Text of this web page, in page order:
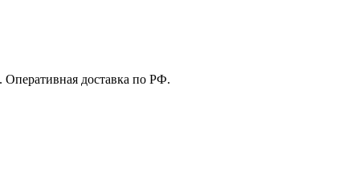
доставка по РФ.